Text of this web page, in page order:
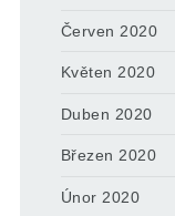
Červen 2020
Květen 2020
Duben 2020
Březen 2020
Únor 2020